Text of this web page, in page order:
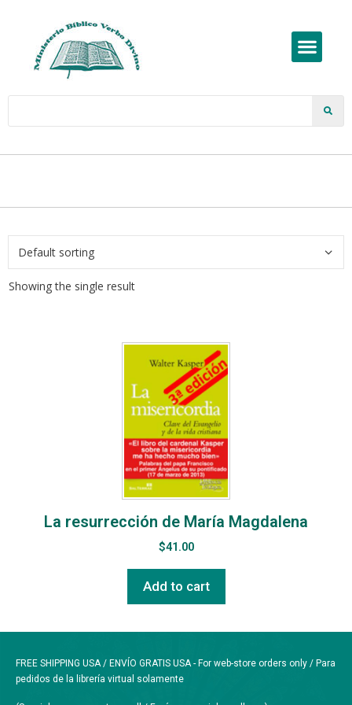
Showing the single result
La resurrección de María Magdalena
$41.00
Add to cart
FREE SHIPPING USA / ENVÍO GRATIS USA - For web-store orders only / Para
pedidos de la librería virtual solamente